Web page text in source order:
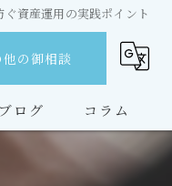
資産運用の実践ポイント
他の御相談
ブログ コラム